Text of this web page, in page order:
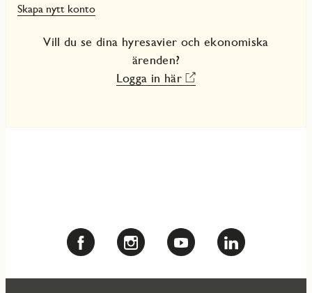
Skapa nytt konto
Vill du se dina hyresavier och ekonomiska
ärenden?
Logga in här